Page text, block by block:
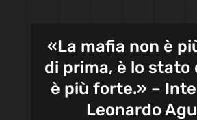
«La mafia non è
di prima, è lo stato
è più forte.» –
Leonardo